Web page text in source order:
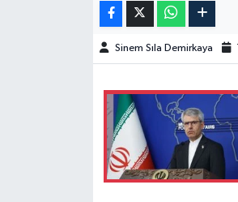
Sinem Sıla Demirkaya
Kültür Sanat